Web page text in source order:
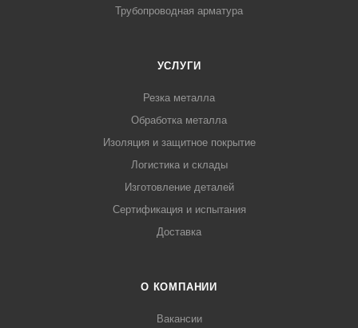
Трубопроводная арматура
УСЛУГИ
Резка металла
Обработка металла
Изоляция и защитное покрытие
Логистика и склады
Изготовление деталей
Сертификация и испытания
Доставка
О КОМПАНИИ
Вакансии